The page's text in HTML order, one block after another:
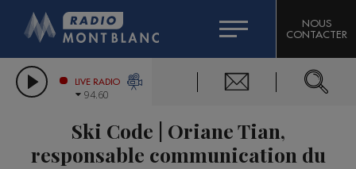
LES CHRONIQUES DE L'EXPERT
CITIZEN MACHINERY
GRAND MASSIF DOMAINES SKIABLES
BIGARD
COMPAGNIE DU MONT-BLANC
NOUS
CONTACTER
LIVE RADIO
94.60
Ski Code | Oriane Tian,
responsable communication du